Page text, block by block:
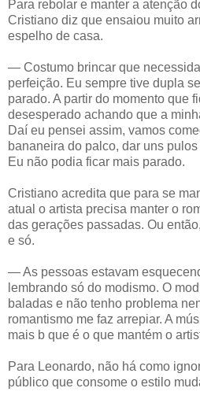
Para rebolar e manter a atenção
Cristiano diz que ensaiou muito
espelho de casa.
— Costumo brincar que
perfeição. Eu sempre tive dupla
parado. A partir do momento que
desesperado achando que a
Daí eu pensei assim, vamos
bananeira do palco, dar uns
Eu não podia ficar mais parado.
Cristiano acredita que para se
atual o artista precisa manter o
das gerações passadas. Ou
e só.
— As pessoas estavam
lembrando só do modismo. O
baladas e não tenho problema
romantismo me faz arrepiar. A
mais b que é o que mantém o
Para Leonardo, não há como
público que consome o estilo